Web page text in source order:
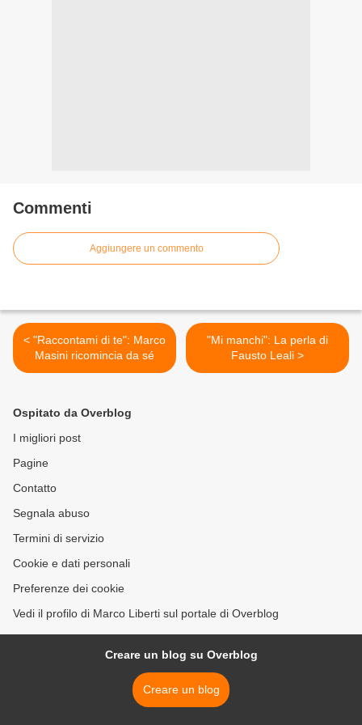
Commenti
Aggiungere un commento
< "Raccontami di te": Marco
Masini ricomincia da sé
"Mi manchi": La perla di
Fausto Leali >
Ospitato da Overblog
I migliori post
Pagine
Contatto
Segnala abuso
Termini di servizio
Cookie e dati personali
Preferenze dei cookie
Vedi il profilo di Marco Liberti sul portale di Overblog
Creare un blog su Overblog
Creare un blog